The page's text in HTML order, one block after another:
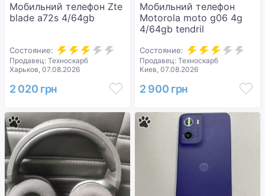
Мобильний телефон Zte
blade a72s 4/64gb
Состояние:
Продавец: Техноскарб
Харьков, 07.08.2026
2 020 грн
Мобильний телефон
Motorola moto g06 4g
4/64gb tendril
Состояние:
Продавец: Техноскарб
Киев, 07.08.2026
2 900 грн